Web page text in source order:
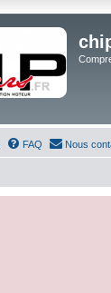
FAQ Nous